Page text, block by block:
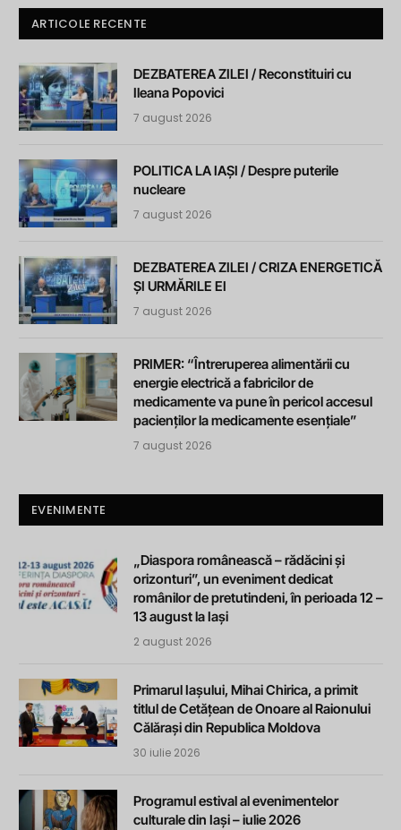
ARTICOLE RECENTE
DEZBATEREA ZILEI / Reconstituiri cu
Ileana Popovici
7 august 2026
POLITICA LA IAȘI / Despre puterile
nucleare
7 august 2026
DEZBATEREA ZILEI / CRIZA ENERGETICĂ
ȘI URMĂRILE EI
7 august 2026
PRIMER: “Întreruperea alimentării cu
energie electrică a fabricilor de
medicamente va pune în pericol accesul
pacienților la medicamente esențiale”
7 august 2026
EVENIMENTE
„Diaspora românească – rădăcini și
orizonturi”, un eveniment dedicat
românilor de pretutindeni, în perioada 12 –
13 august la Iași
2 august 2026
Primarul Iașului, Mihai Chirica, a primit
titlul de Cetățean de Onoare al Raionului
Călărași din Republica Moldova
30 iulie 2026
Programul estival al evenimentelor
culturale din Iași – iulie 2026